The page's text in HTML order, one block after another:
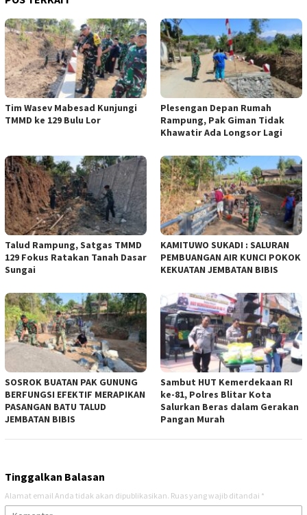
Tim Wasev Mabesad Kunjungi
TMMD ke 129 Bulu Lor
Plesengan Depan Rumah
Rampung, Pak Giman Tidak
Khawatir Ada Longsor Lagi
Talud Rampung, Satgas TMMD
129 Fokus Ratakan Tanah Dasar
Sungai
KAMITUWO SUKADI : SALURAN
PEMBUANGAN AIR KUNCI POKOK
KEKUATAN JEMBATAN BIBIS
SOSROK BUATAN PAK GUNUNG
BERFUNGSI EFEKTIF MERAPIKAN
PASANGAN BATU TALUD
JEMBATAN BIBIS
Sambut HUT Kemerdekaan RI
ke-81, Polres Blitar Kota
Salurkan Beras dalam Gerakan
Pangan Murah
Tinggalkan Balasan
Alamat email Anda tidak akan dipublikasikan. Ruas yang wajib ditandai *